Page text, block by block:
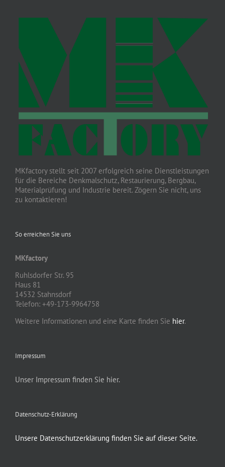
MKfactory stellt seit 2007 erfolgreich seine Dienstleistungen
für die Bereiche Denkmalschutz, Restaurierung, Bergbau,
Materialprüfung und Industrie bereit. Zögern Sie nicht, uns
zu kontaktieren!
So erreichen Sie uns
MKfactory
Ruhlsdorfer Str. 95
Haus 81
14532 Stahnsdorf
Telefon: +49-173-9964758
Weitere Informationen und eine Karte finden Sie hier.
Impressum
Unser Impressum finden Sie hier.
Datenschutz-Erklärung
Unsere Datenschutzerklärung finden Sie auf dieser Seite.